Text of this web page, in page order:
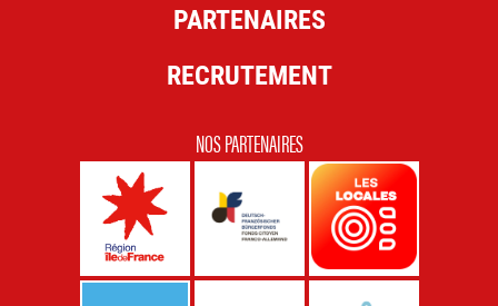
PARTENAIRES
RECRUTEMENT
NOS PARTENAIRES